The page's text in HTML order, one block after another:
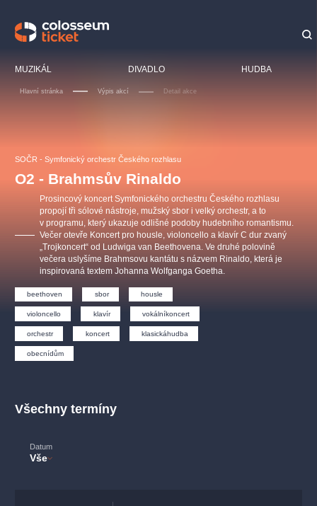
MUZIKÁL DIVADLO HUDBA
Hlavní stránka Výpis akcí Detail akce
SOČR - Symfonický orchestr Českého rozhlasu
O2 - Brahmsův Rinaldo
Prosincový koncert Symfonického orchestru Českého rozhlasu
propojí tři sólové nástroje, mužský sbor i velký orchestr, a to
v programu, který ukazuje odlišné podoby hudebního romantismu.
Večer otevře Koncert pro housle, violoncello a klavír C dur zvaný
„Trojkoncert“ od Ludwiga van Beethovena. Ve druhé polovině
večera uslyšíme Brahmsovu kantátu s názvem Rinaldo, která je
inspirovaná textem Johanna Wolfganga Goetha.
beethoven sbor housle
violoncello klavír vokálníkoncert
orchestr koncert klasickáhudba
obecnídům
Všechny termíny
Datum
Vše
OBYČEJNÁ HOLKA
Agentura 44, s.r.o.
Pink Panther Agency,
s.r.o.
Ostatní hledají
muzikálypraha
Nejnavštěvovanější